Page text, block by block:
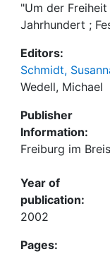
"Um der
Jahrhundert ;
Editors:
Schmidt,
Wedell, Michael
Publisher
Information:
Freiburg im
Year of
publication:
2002
Pages: